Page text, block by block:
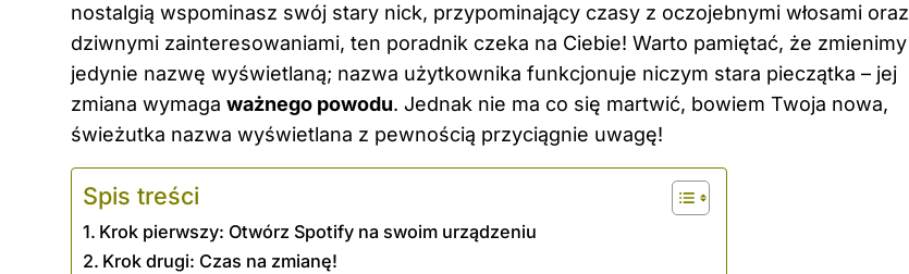
nostalgią wspominasz swój stary nick, przypominający czasy z oczojebnymi włosami oraz
dziwnymi zainteresowaniami, ten poradnik czeka na Ciebie! Warto pamiętać, że zmienimy
jedynie nazwę wyświetlaną; nazwa użytkownika funkcjonuje niczym stara pieczątka – jej
zmiana wymaga ważnego powodu. Jednak nie ma co się martwić, bowiem Twoja nowa,
świeżutka nazwa wyświetlana z pewnością przyciągnie uwagę!
Spis treści
Krok pierwszy: Otwórz Spotify na swoim urządzeniu
Krok drugi: Czas na zmianę!